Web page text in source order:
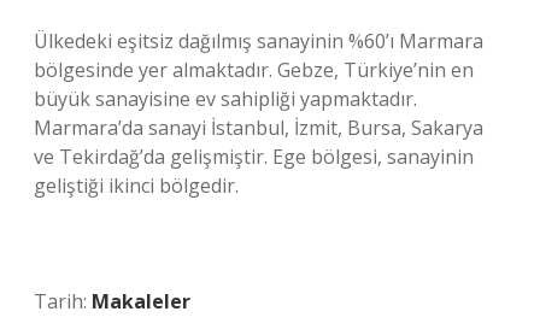
Ülkedeki eşitsiz dağılmış sanayinin %60’ı Marmara
bölgesinde yer almaktadır. Gebze, Türkiye’nin en
büyük sanayisine ev sahipliği yapmaktadır.
Marmara’da sanayi İstanbul, İzmit, Bursa, Sakarya
ve Tekirdağ’da gelişmiştir. Ege bölgesi, sanayinin
geliştiği ikinci bölgedir.
Tarih: Makaleler